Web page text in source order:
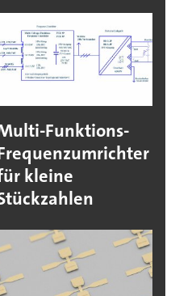
Funktions-
kleine